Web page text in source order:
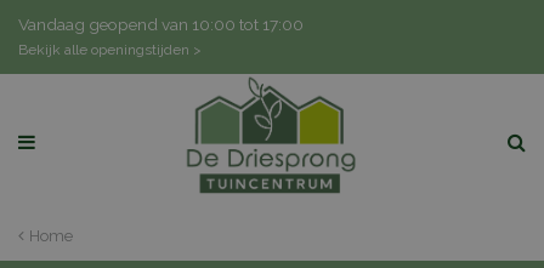
Home
Vandaag geopend van 10:00 tot 17:00
Bekijk alle openingstijden >